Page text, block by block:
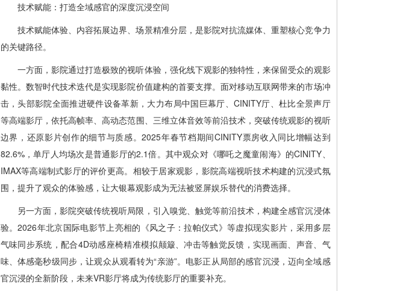
技术赋能：打造全域感官的深度沉浸空间
技术赋能体验、内容拓展边界、场景精准分层，是影院对抗流媒体、重塑核心竞争力
的关键路径。
一方面，影院通过打造极致的视听体验，强化线下观影的独特性，来保留受众的观影
黏性。数智时代技术迭代是实现影院价值建构的首要支撑。面对移动互联网带来的市场冲
击，头部影院全面推进硬件设备革新，大力布局中国巨幕厅、CINITY厅、杜比全景声厅
等高端影厅，依托高帧率、高动态范围、三维立体音效等前沿技术，突破传统观影的视听
边界，还原影片创作的细节与质感。2025年春节档期间CINITY票房收入同比增幅达到
82.6%，单厅人均场次是普通影厅的2.1倍。其中观众对《哪吒之魔童闹海》的CINITY、
IMAX等高端制式影厅的评价更高。相较于居家观影，影院高端视听技术构建的沉浸式氛
围，提升了观众的体验感，让大银幕观影成为无法被竖屏娱乐替代的消费选择。
另一方面，影院突破传统视听局限，引入嗅觉、触觉等前沿技术，构建全感官沉浸体
验。2026年北京国际电影节上亮相的《风之子：拉帕仪式》等虚拟现实影片，采用多层
气味同步系统，配合4D动感座椅精准模拟颠簸、冲击等触觉反馈，实现画面、声音、气
味、体感毫秒级同步，让观众从观看转为“亲游”。电影正从局部的感官沉浸，迈向全域感
官沉浸的全新阶段，未来VR影厅将成为传统影厅的重要补充。